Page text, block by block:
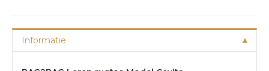
Informatie